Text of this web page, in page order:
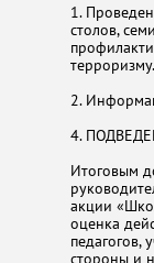
1.
столов,
терроризму.
2.
4.
Итоговым
акции
оценка
педагогов,
стороны и